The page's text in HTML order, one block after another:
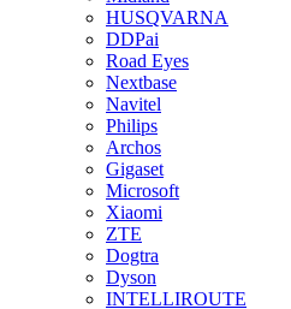
HUSQVARNA
DDPai
Road Eyes
Nextbase
Navitel
Philips
Archos
Gigaset
Microsoft
Xiaomi
ZTE
Dogtra
Dyson
INTELLIROUTE